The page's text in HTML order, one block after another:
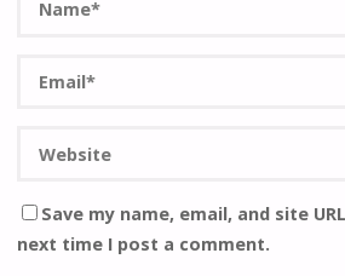
Save my name, email, and site
next time I post a comment.